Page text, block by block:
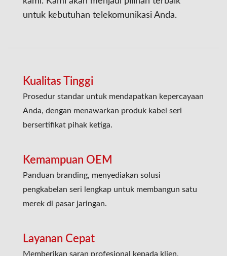
untuk kebutuhan telekomunikasi Anda.
Kualitas Tinggi
Prosedur standar untuk mendapatkan kepercayaan
Anda, dengan menawarkan produk kabel seri
bersertifikat pihak ketiga.
Kemampuan OEM
Panduan branding, menyediakan solusi
pengkabelan seri lengkap untuk membangun satu
merek di pasar jaringan.
Layanan Cepat
Memberikan saran profesional kepada klien,